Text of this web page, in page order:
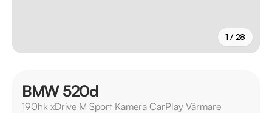
1 / 28
BMW 520d
190hk xDrive M Sport Kamera CarPlay Värmare